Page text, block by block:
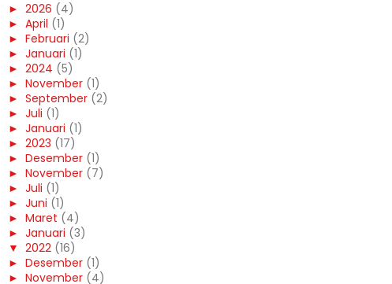
► 2026 (4)
► April (1)
► Februari (2)
► Januari (1)
► 2024 (5)
► November (1)
► September (2)
► Juli (1)
► Januari (1)
► 2023 (17)
► Desember (1)
► November (7)
► Juli (1)
► Juni (1)
► Maret (4)
► Januari (3)
▼ 2022 (16)
► Desember (1)
► November (4)